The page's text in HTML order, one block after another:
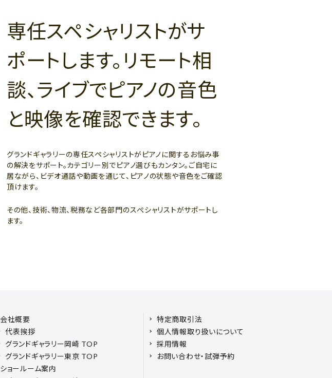
専任スペシャリストがサ
ポートします。リモート相
談、ライブでピアノの音色
と映像を確認できます。
グランドギャラリーの専任スペシャリストがピアノに関するお悩み事
の解決をサポート。カテゴリー別でピアノ選びもカンタン。ご自宅に
居ながら、ビデオ通話や動画を通じて、ピアノの状態や音色をご確認
頂けます。
その他、技術、物流、税務など各部門のスぺシャリストがサポートし
ます。
会社概要
代表挨拶
グランドギャラリー岡崎 TOP
グランドギャラリー東京 TOP
ショールーム案内
特定商取引法
個人情報取り扱いについて
採用情報
お問い合わせ・試弾予約